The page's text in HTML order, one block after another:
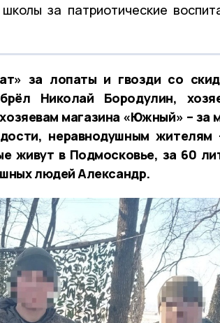
за патриотические
за лопаты и гвозди со
Николай Бородулин,
магазина «Южный» – за
неравнодушным жителям
живут в Подмосковье, за 60
людей Александр.